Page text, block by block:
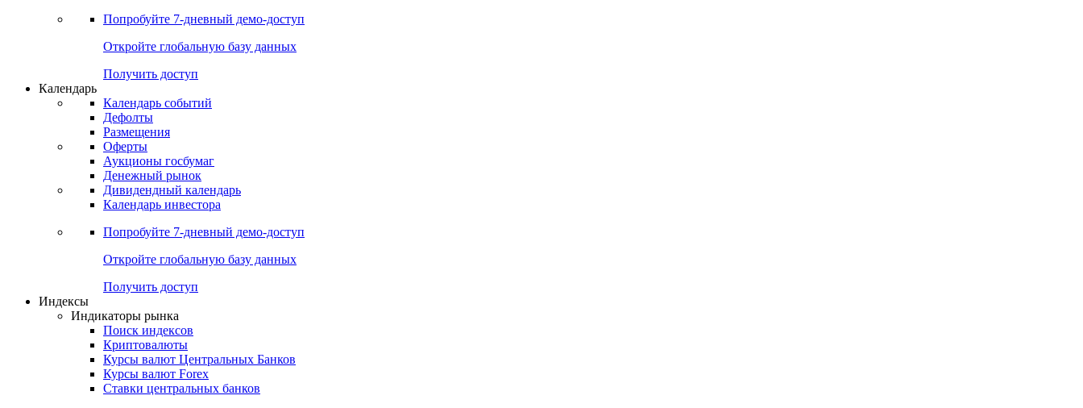
Попробуйте 7-дневный демо-доступ
Откройте глобальную базу данных
Получить доступ
Календарь
Календарь событий
Дефолты
Размещения
Оферты
Аукционы госбумаг
Денежный рынок
Дивидендный календарь
Календарь инвестора
Попробуйте 7-дневный демо-доступ
Откройте глобальную базу данных
Получить доступ
Индексы
Индикаторы рынка
Поиск индексов
Криптовалюты
Курсы валют Центральных Банков
Курсы валют Forex
Ставки центральных банков